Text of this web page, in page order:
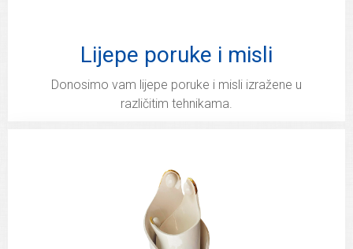
Lijepe poruke i misli
Donosimo vam lijepe poruke i misli izražene u
različitim tehnikama.